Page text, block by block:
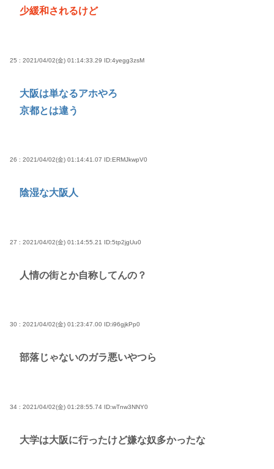
少緩和されるけど
25 : 2021/04/02(金) 01:14:33.29 ID:4yegg3zsM
大阪は単なるアホやろ
京都とは違う
26 : 2021/04/02(金) 01:14:41.07 ID:ERMJkwpV0
陰湿な大阪人
27 : 2021/04/02(金) 01:14:55.21 ID:5tp2jgUu0
人情の街とか自称してんの？
30 : 2021/04/02(金) 01:23:47.00 ID:i96gjkPp0
部落じゃないのガラ悪いやつら
34 : 2021/04/02(金) 01:28:55.74 ID:wTnw3NNY0
大学は大阪に行ったけど嫌な奴多かったな